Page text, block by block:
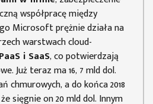
współpracę między
Microsoft prężnie działa na
warstwach cloud-
i SaaS, co potwierdzają
Już teraz ma 16, 7 mld dol.
chmurowych, a do końca 2018
sięgnie on 20 mld dol. Innym